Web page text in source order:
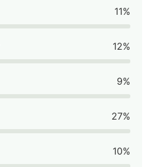
11%
12%
9%
27%
10%